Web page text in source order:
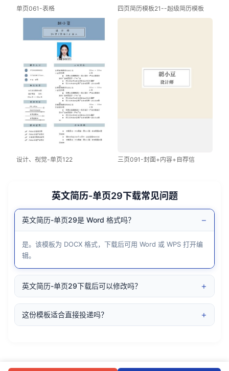
单页061-表格 四页简历模板21--超级简历模板
设计、视觉-单页122 三页091-封面+内容+自荐信
英文简历-单页29下载常见问题
英文简历-单页29是 Word 格式吗？ −
是。该模板为 DOCX 格式，下载后可用 Word 或 WPS 打开编
辑。
英文简历-单页29下载后可以修改吗？ +
这份模板适合直接投递吗？ +